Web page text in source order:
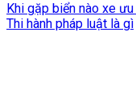
Khi gặp biển nào xe
Thi hành pháp luật là gì